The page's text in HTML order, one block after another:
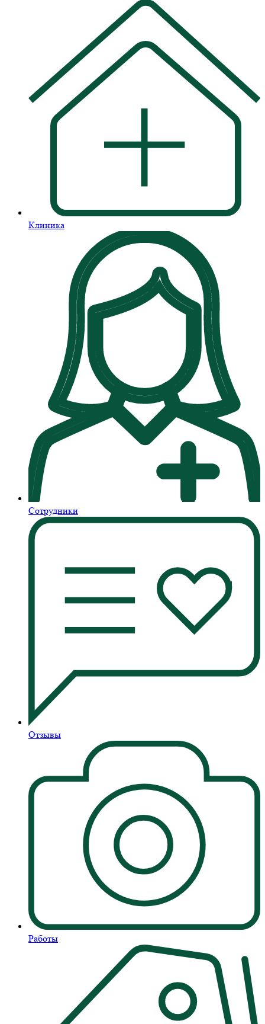
Клиника
Сотрудники
Отзывы
Работы